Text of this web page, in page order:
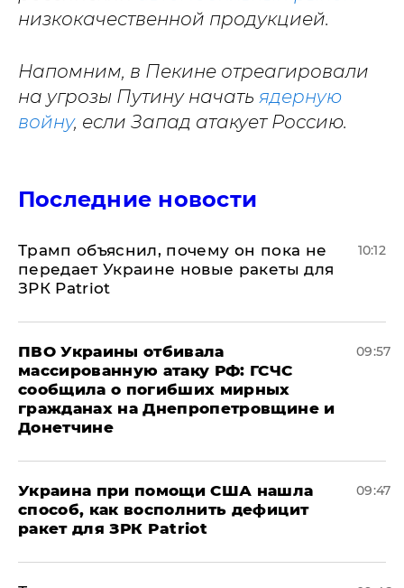
низкокачественной продукцией.
Напомним, в Пекине отреагировали
на угрозы Путину начать ядерную
войну, если Запад атакует Россию.
Последние новости
Трамп объяснил, почему он пока не
передает Украине новые ракеты для
ЗРК Patriot
10:12
ПВО Украины отбивала
массированную атаку РФ: ГСЧС
сообщила о погибших мирных
гражданах на Днепропетровщине и
Донетчине
09:57
Украина при помощи США нашла
способ, как восполнить дефицит
ракет для ЗРК Patriot
09:47